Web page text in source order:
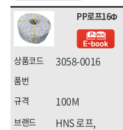
PP로프16Φ
3058-0016
HNS 로프,
100M